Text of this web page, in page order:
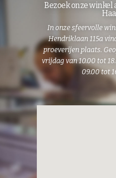
Bezoek onze winkel
In onze sfeervolle
Hendriklaan 115a
proeverijen plaats.
vrijdag van 10.00 tot
09.00 tot